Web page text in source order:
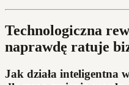
Technologiczna
naprawdę ratuje
Jak działa inteligentna